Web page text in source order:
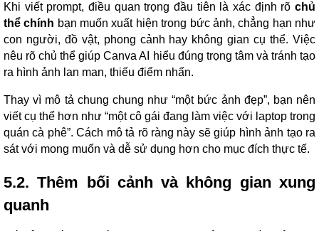
Khi viết prompt, điều quan trọng đầu tiên là xác định rõ chủ
thể chính bạn muốn xuất hiện trong bức ảnh, chẳng hạn như
con người, đồ vật, phong cảnh hay không gian cụ thể. Việc
nêu rõ chủ thể giúp Canva AI hiểu đúng trọng tâm và tránh tạo
ra hình ảnh lan man, thiếu điểm nhấn.
Thay vì mô tả chung chung như “một bức ảnh đẹp”, bạn nên
viết cụ thể hơn như “một cô gái đang làm việc với laptop trong
quán cà phê”. Cách mô tả rõ ràng này sẽ giúp hình ảnh tạo ra
sát với mong muốn và dễ sử dụng hơn cho mục đích thực tế.
5.2. Thêm bối cảnh và không gian xung
quanh